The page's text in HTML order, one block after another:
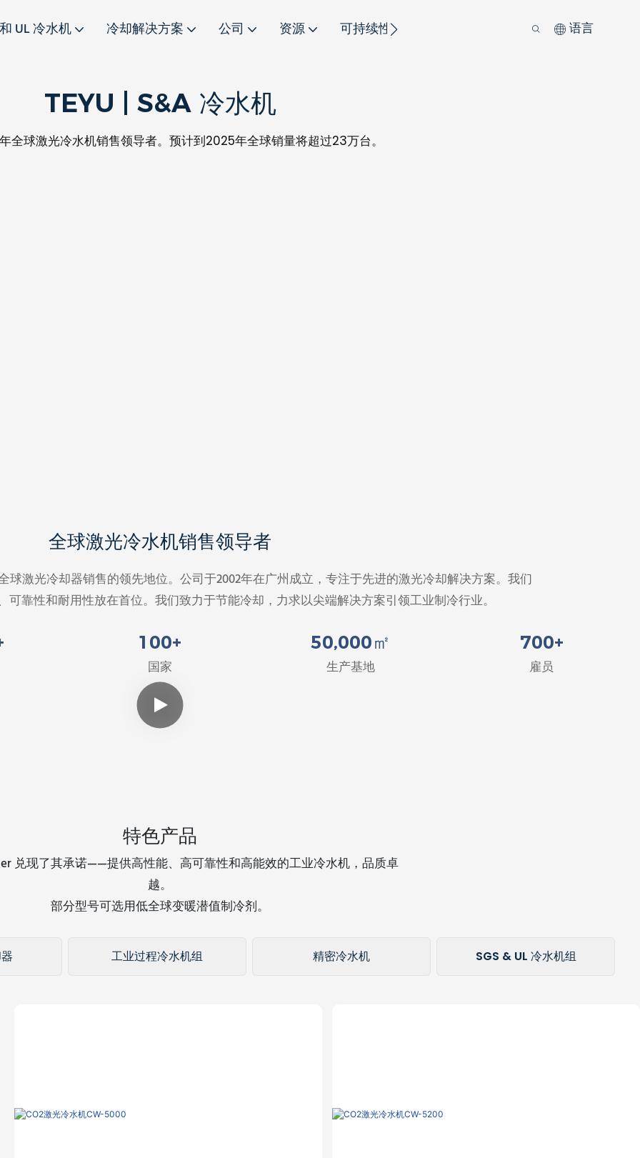
UL 冷水机 冷却解决方案 公司 资源 可持续性 语言
TEYU | S&A 冷水机
全球激光冷水机销售领导者。预计到2025年全球销量将超过23万台。
全球激光冷水机销售领导者
球激光冷却器销售的领先地位。公司于2002年在广州成立，专注于先进的激光冷却解决方案。我们
可靠性和耐用性放在首位。我们致力于节能冷却，力求以尖端解决方案引领工业制冷行业。
100+
国家
50,000㎡
生产基地
700+
雇员
特色产品
兑现了其承诺——提供高性能、高可靠性和高能效的工业冷水机，品质卓
越。
部分型号可选用低全球变暖潜值制冷剂。
工业过程冷水机组 精密冷水机 SGS & UL 冷水机组